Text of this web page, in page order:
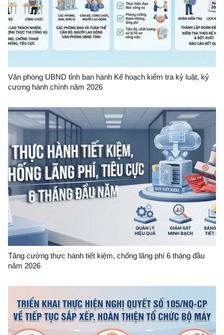
Văn phòng UBND tỉnh ban hành Kế hoạch kiểm tra kỷ luật, kỷ
cương hành chính năm 2026
Tăng cường thực hành tiết kiệm, chống lãng phí 6 tháng đầu
năm 2026